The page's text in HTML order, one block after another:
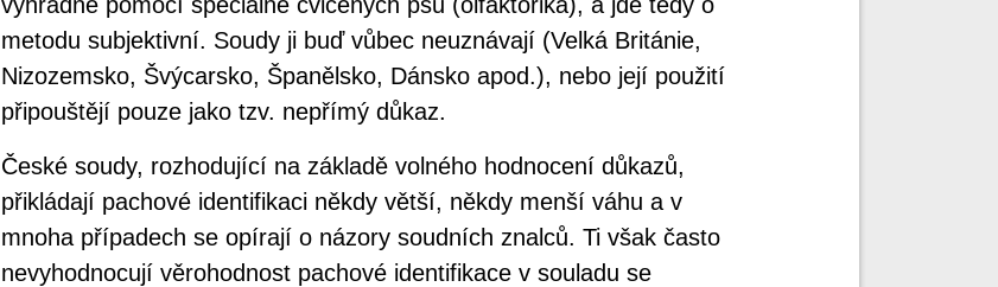
metodu subjektivní. Soudy ji buď vůbec neuznávají (Velká Británie,
Nizozemsko, Švýcarsko, Španělsko, Dánsko apod.), nebo její použití
připouštějí pouze jako tzv. nepřímý důkaz.
České soudy, rozhodující na základě volného hodnocení důkazů,
přikládají pachové identifikaci někdy větší, někdy menší váhu a v
mnoha případech se opírají o názory soudních znalců. Ti však často
nevyhodnocují věrohodnost pachové identifikace v souladu se